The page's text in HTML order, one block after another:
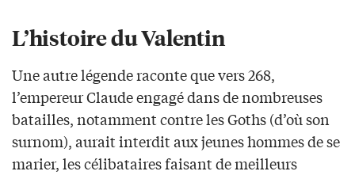
L’histoire du Valentin
Une autre légende raconte que vers 268,
l’empereur Claude engagé dans de nombreuses
batailles, notamment contre les Goths (d’où son
surnom), aurait interdit aux jeunes hommes de se
marier, les célibataires faisant de meilleurs